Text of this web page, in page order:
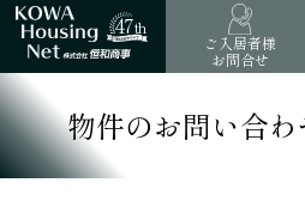
47th
ご入居者様
お問合せ
物件のお問い合